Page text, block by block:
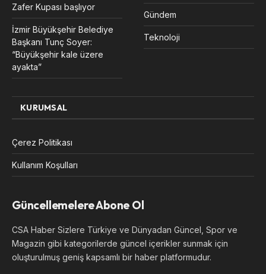
Zafer Kupası başlıyor
İzmir Büyükşehir Belediye
Başkanı Tunç Soyer:
“Büyükşehir kale üzere
ayakta”
Gündem
Teknoloji
KURUMSAL
Çerez Politikası
Kullanım Koşulları
Güncellemelere Abone Ol
CSA Haber Sizlere Türkiye ve Dünyadan Güncel, Spor ve
Magazin gibi kategorilerde güncel içerikler sunmak için
oluşturulmuş geniş kapsamlı bir haber platformudur.